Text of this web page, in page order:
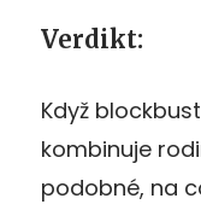
Verdikt:
Když
kombinuje
podobné, na